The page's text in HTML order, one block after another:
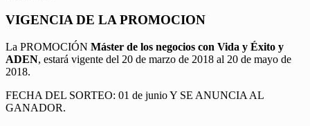
VIGENCIA DE LA PROMOCION
La PROMOCIÓN Máster de los negocios con Vida y Éxito y
ADEN, estará vigente del 20 de marzo de 2018 al 20 de mayo de
2018.
FECHA DEL SORTEO: 01 de junio Y SE ANUNCIA AL
GANADOR.